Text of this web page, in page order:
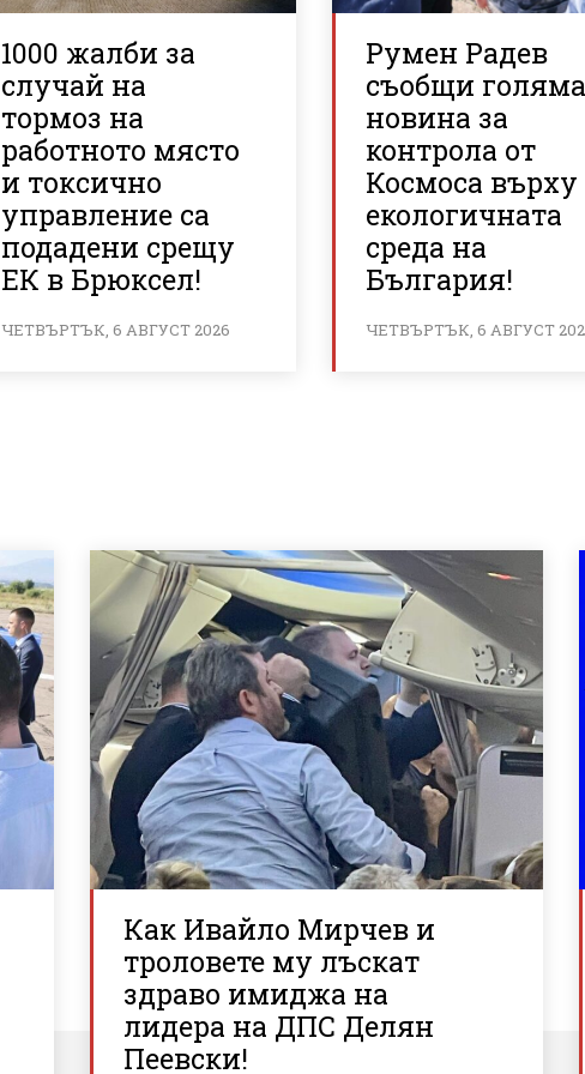
1000 жалби за
случай на
тормоз на
работното място
и токсично
управление са
подадени срещу
ЕК в Брюксел!
ЧЕТВЪРТЪК, 6 АВГУСТ 2026
Румен Радев
съобщи
новина за
контрола от
Космоса върху
екологичната
среда на
България!
ЧЕТВЪРТЪК, 6 АВГУСТ
Как Ивайло Мирчев и
троловете му лъскат
здраво имиджа на
лидера на ДПС Делян
Пеевски!